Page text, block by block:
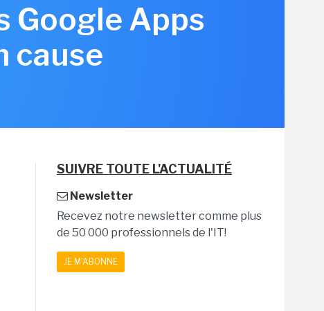
Google Apps
cause
SUIVRE TOUTE L'ACTUALITÉ
Newsletter
Recevez notre newsletter comme plus
de 50 000 professionnels de l'IT!
JE M'ABONNE